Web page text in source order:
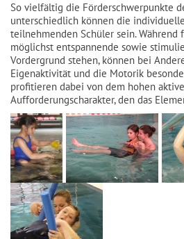
So vielfältig die Förderschwerpunkte
unterschiedlich können die
teilnehmenden Schüler sein. Während
möglichst entspannende sowie
Vordergrund stehen, können bei
Eigenaktivität und die Motorik
profitieren dabei von dem hohen
Aufforderungscharakter, den das